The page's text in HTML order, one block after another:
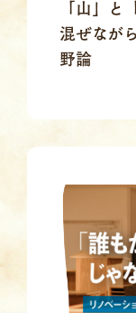
「山」
混ぜなが
野論